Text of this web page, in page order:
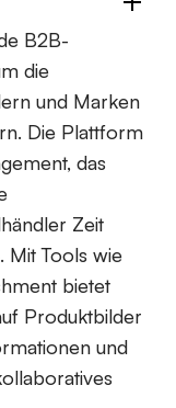
B2B-
die
und Marken
Die Plattform
das
Zeit
Mit Tools wie
bietet
Produktbilder
und